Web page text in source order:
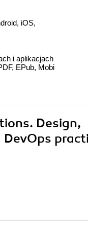
iOS,
i aplikacjach
EPub, Mobi
Design,